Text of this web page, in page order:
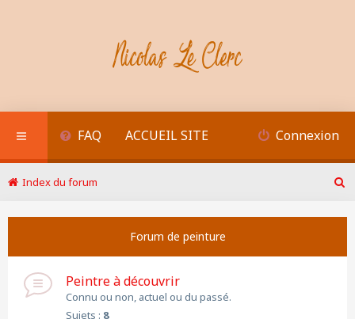
FAQ ACCUEIL SITE Connexion
Index du forum
Forum de peinture
Peintre à découvrir
Connu ou non, actuel ou du passé.
Sujets : 8